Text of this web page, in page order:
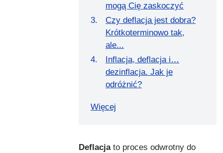
mogą Cię zaskoczyć
Czy deflacja jest dobra?
Krótkoterminowo tak,
ale...
Inflacja, deflacja i…
dezinflacja. Jak je
odróżnić?
Więcej
Deflacjato proces odwrotny do